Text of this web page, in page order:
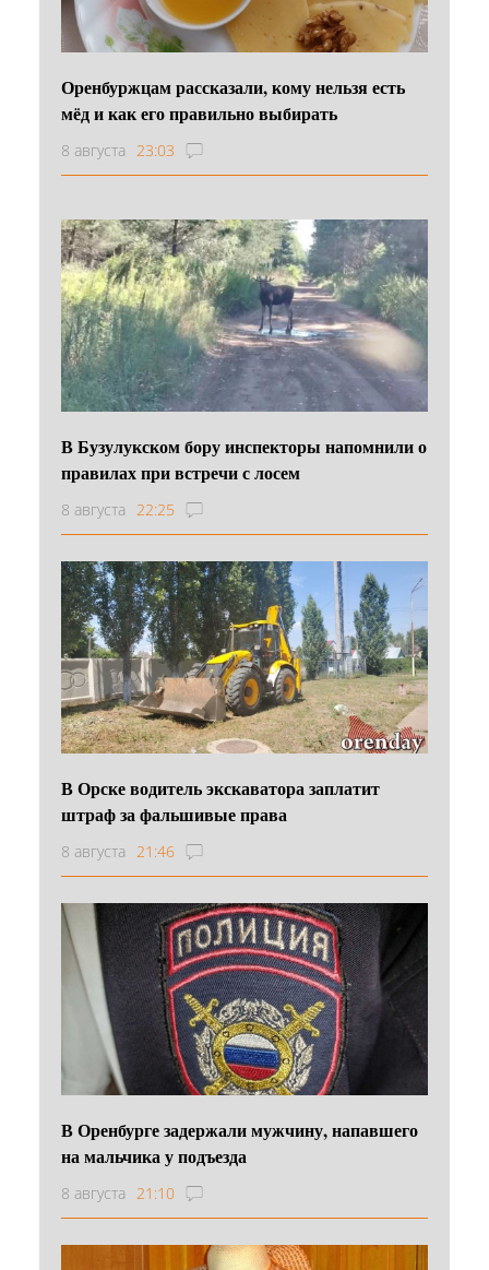
Оренбуржцам рассказали, кому нельзя есть
мёд и как его правильно выбирать
8 августа 23:03
В Бузулукском бору инспекторы напомнили о
правилах при встречи с лосем
8 августа 22:25
В Орске водитель экскаватора заплатит
штраф за фальшивые права
8 августа 21:46
В Оренбурге задержали мужчину, напавшего
на мальчика у подъезда
8 августа 21:10